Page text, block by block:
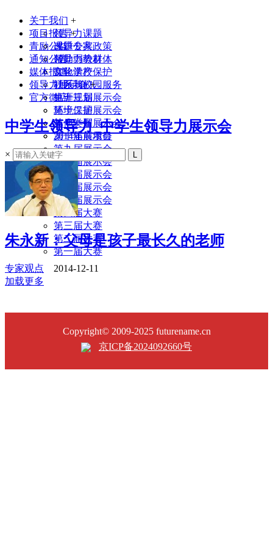
关于我们 +
领导力课题
课题专家
领导力教材
实验学校
联系我们
项目报告 +
改进公共政策
帮助弱势群体
文化遗产保护
社区与校园服务
生涯规划
环境保护
其他类型
2014年前项目
青励公益
通知公告
媒体报道
领导力展示会 +
第十三届展示会
第十二届展示会
第十一届展示会
第十届展示会
第九届展示会
第八届展示会
第七届展示会
第六届展示会
第五届展示会
第四届大赛
第三届大赛
第二届大赛
第一届大赛
官方微店
中学生领导力_中学生领导力展示会
×
朱永新：父母是孩子最长久的老师
专家观点 2014-12-11
加载更多
Copyright© 2009-2025 futurename.cn
京ICP备2024092660号